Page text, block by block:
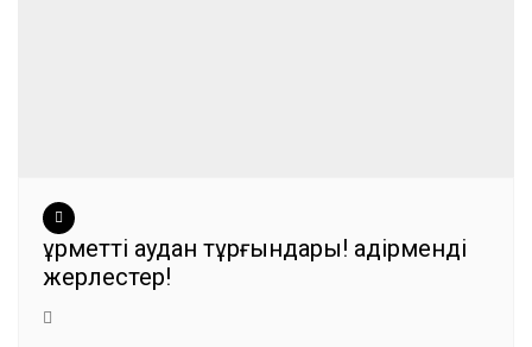
Құрметті аудан тұрғындары! Қадірменді
жерлестер!